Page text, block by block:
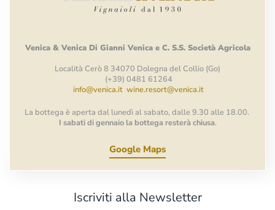
Venica & Venica Di Gianni Venica e C. S.S. Società Agricola
Località Cerò 8 34070 Dolegna del Collio (Go)
(+39) 0481 61264
info@venica.it wine.resort@venica.it
La bottega è aperta dal lunedì al sabato, dalle 9.30 alle 18.00.
I sabati di gennaio la bottega resterà chiusa.
Google Maps
Iscriviti alla Newsletter